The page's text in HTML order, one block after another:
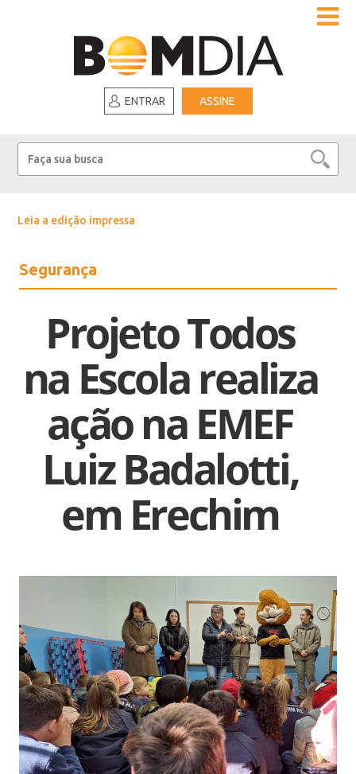
ENTRAR ASSINE
Leia a edição impressa
Segurança
Projeto Todos
na Escola realiza
ação na EMEF
Luiz Badalotti,
em Erechim